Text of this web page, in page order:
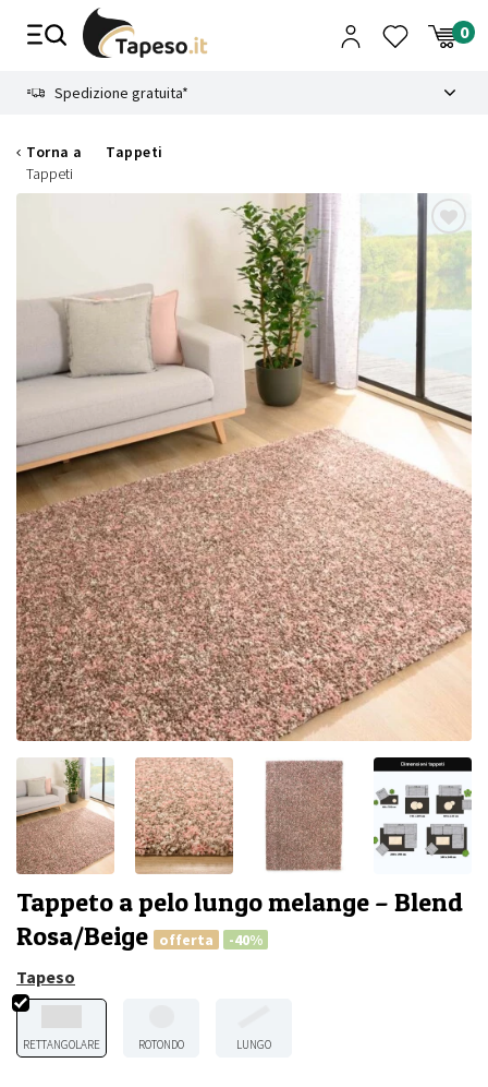
Spedizione gratuita*
Torna a
Tappeti
Tappeti
Tappeto a pelo lungo melange – Blend
Rosa/Beige
offerta -40%
Tapeso
RETTANGOLARE ROTONDO LUNGO